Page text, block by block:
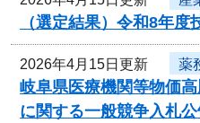
（選定結果）令和8年
2026年4月15日更新 薬
岐阜県医療機関等物価
に関する一般競争入札公